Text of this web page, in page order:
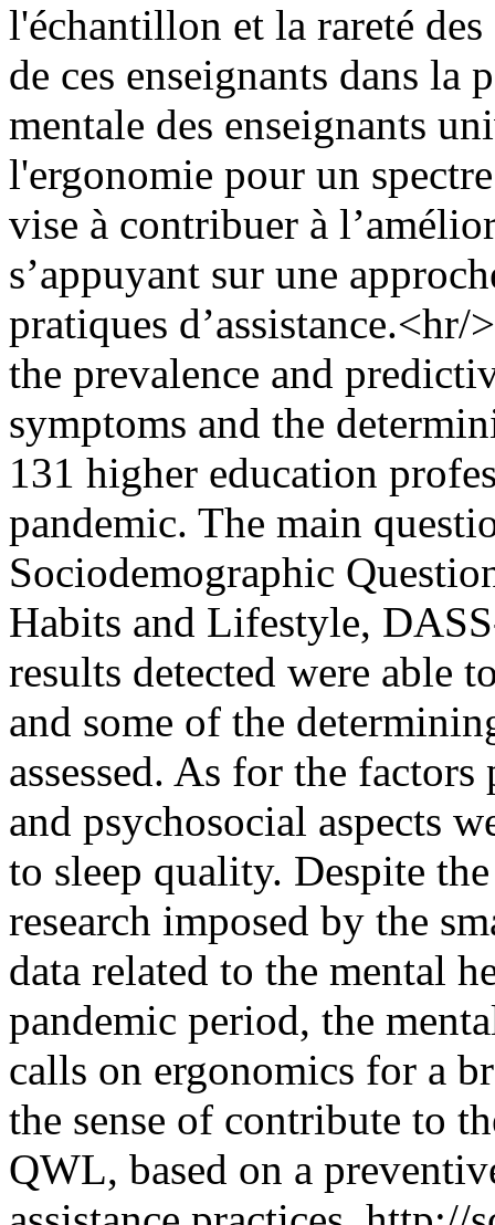
l'échantillon et la rareté des
de ces enseignants dans la
mentale des enseignants
l'ergonomie pour un
vise à contribuer à
s’appuyant sur une
pratiques
the prevalence and
symptoms and the
131 higher education
pandemic. The main
Sociodemographic
Habits and Lifestyle,
results detected were able
and some of the
assessed. As for the
and psychosocial aspects
to sleep quality. Despite
research imposed by the
data related to the mental
pandemic period, the
calls on ergonomics for a
the sense of contribute to
QWL, based on a